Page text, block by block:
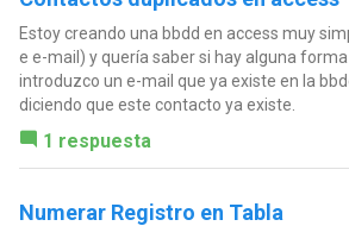
Estoy creando una bbdd en access muy
e e-mail) y quería saber si hay alguna
introduzco un e-mail que ya existe en la
diciendo que este contacto ya existe.
1 respuesta
Numerar Registro en Tabla